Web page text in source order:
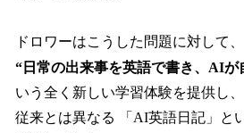
ドロワーはこうした問題に対して、
“日常の出来事を英語で書き、AIが
いう全く新しい学習体験を提供し、
従来とは異なる 「AI英語日記」と